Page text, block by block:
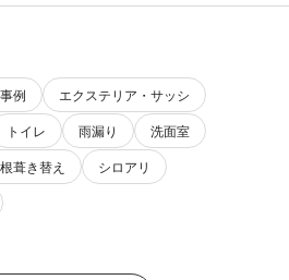
例
エクステリア・サッシ
トイレ 雨漏り
洗面室
葺き替え
シロアリ